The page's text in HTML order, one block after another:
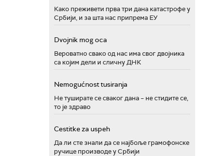
Како преживети прва три дана катастрофе у
Србији, и за шта нас припрема ЕУ
Dvojnik mog oca
Вероватно свако од нас има свог двојника
са којим дели и сличну ДНК
Nemogućnost tusiranja
Не туширате се сваког дана – не стидите се,
то је здраво
Cestitke za uspeh
Да ли сте знали да се најбоље грамофонске
ручице производе у Србији